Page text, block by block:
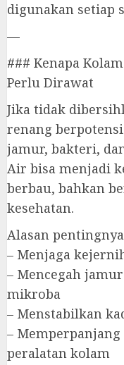
digunakan setiap
—
### Kenapa
Perlu Dirawat
Jika tidak
renang
jamur, bakteri,
Air bisa menjadi
berbau, bahkan
kesehatan.
Alasan
– Menjaga
– Mencegah
mikroba
– Menstabilkan
–
peralatan kolam